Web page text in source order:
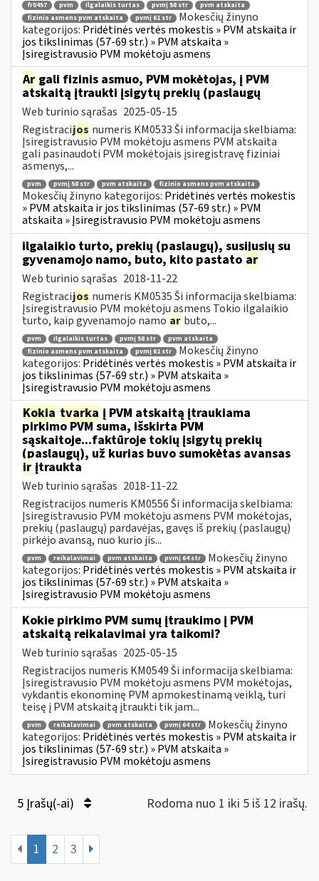
fr0457 pvm ilgalaikis turtas pvmį 58 str
pvm atskaita
fizinio asmens pvm atskaita
pvmį 61 str
Mokesčių žinyno
kategorijos: Pridėtinės vertės mokestis » PVM atskaita ir
jos tikslinimas (57-69 str.) » PVM atskaita »
Įsiregistravusio PVM mokėtoju asmens
Ar gali fizinis asmuo, PVM mokėtojas, į PVM
atskaitą įtraukti įsigytų prekių (paslaugų
Web turinio sąrašas 2025-05-15
Registracijos numeris KM0533 Ši informacija skelbiama:
Įsiregistravusio PVM mokėtoju asmens PVM atskaita
gali pasinaudoti PVM mokėtojais įsiregistravę fiziniai
asmenys,...
pvm pvmį 58 str pvm atskaita fizinio asmens pvm atskaita
Mokesčių žinyno kategorijos: Pridėtinės vertės mokestis
» PVM atskaita ir jos tikslinimas (57-69 str.) » PVM
atskaita » Įsiregistravusio PVM mokėtoju asmens
ilgalaikio turto, prekių (paslaugų), susijusių su
gyvenamojo namo, buto, kito pastato ar
Web turinio sąrašas 2018-11-22
Registracijos numeris KM0535 Ši informacija skelbiama:
Įsiregistravusio PVM mokėtoju asmens Tokio ilgalaikio
turto, kaip gyvenamojo namo ar buto,...
pvm ilgalaikis turtas pvmį 58 str
pvm atskaita
fizinio asmens pvm atskaita
pvmį 61 str
Mokesčių žinyno
kategorijos: Pridėtinės vertės mokestis » PVM atskaita ir
jos tikslinimas (57-69 str.) » PVM atskaita »
Įsiregistravusio PVM mokėtoju asmens
Kokia tvarka į PVM atskaitą įtraukiama
pirkimo PVM suma, išskirta PVM
sąskaitoje...faktūroje tokių įsigytų prekių
(paslaugų), už kurias buvo sumokėtas avansas
ir įtraukta
Web turinio sąrašas 2018-11-22
Registracijos numeris KM0556 Ši informacija skelbiama:
Įsiregistravusio PVM mokėtoju asmens PVM mokėtojas,
prekių (paslaugų) pardavėjas, gavęs iš prekių (paslaugų)
pirkėjo avansą, nuo kurio jis...
pvm reikalavimai pvm atskaita pvmį 64 str
Mokesčių žinyno
kategorijos: Pridėtinės vertės mokestis » PVM atskaita ir
jos tikslinimas (57-69 str.) » PVM atskaita »
Įsiregistravusio PVM mokėtoju asmens
Kokie pirkimo PVM sumų įtraukimo į PVM
atskaitą reikalavimai yra taikomi?
Web turinio sąrašas 2025-05-15
Registracijos numeris KM0549 Ši informacija skelbiama:
Įsiregistravusio PVM mokėtoju asmens PVM mokėtojas,
vykdantis ekonominę PVM apmokestinamą veiklą, turi
teisę į PVM atskaitą įtraukti tik jam...
pvm reikalavimai pvm atskaita pvmį 64 str
Mokesčių žinyno
kategorijos: Pridėtinės vertės mokestis » PVM atskaita ir
jos tikslinimas (57-69 str.) » PVM atskaita »
Įsiregistravusio PVM mokėtoju asmens
5 Įrašų(-ai) Rodoma nuo 1 iki 5 iš 12 irašų.
1 2 3